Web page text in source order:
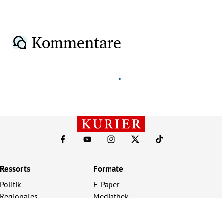
Kommentare
Ressorts
Politik
Regionales
Formate
E-Paper
Mediathek